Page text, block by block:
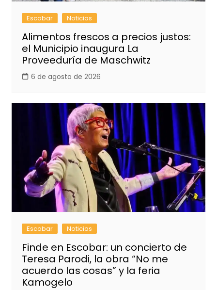
Escobar Noticias
Alimentos frescos a precios justos:
el Municipio inaugura La
Proveeduría de Maschwitz
6 de agosto de 2026
Escobar Noticias
Finde en Escobar: un concierto de
Teresa Parodi, la obra “No me
acuerdo las cosas” y la feria
Kamogelo